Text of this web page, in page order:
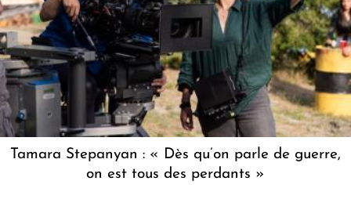
Tamara Stepanyan : « Dès qu’on parle de guerre,
on est tous des perdants »